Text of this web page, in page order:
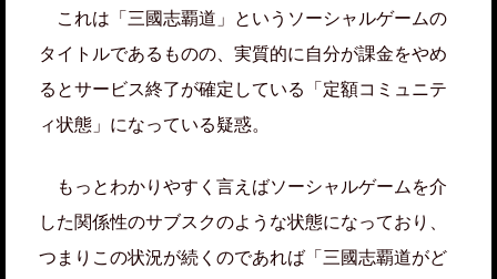
これは「三國志覇道」というソーシャルゲームの
タイトルであるものの、実質的に自分が課金をやめ
るとサービス終了が確定している「定額コミュニテ
ィ状態」になっている疑惑。
もっとわかりやすく言えばソーシャルゲームを介
した関係性のサブスクのような状態になっており、
つまりこの状況が続くのであれば「三國志覇道がど